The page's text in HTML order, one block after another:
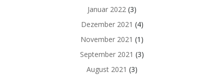
Januar 2022 (3)
Dezember 2021 (4)
November 2021 (1)
September 2021 (3)
August 2021 (3)